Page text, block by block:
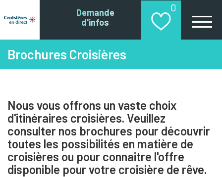
Demande
d'infos
0
Brochures Croisières
Nous vous offrons un vaste choix
d'itinéraires croisières. Veuillez
consulter nos brochures pour découvrir
toutes les possibilités en matière de
croisières ou pour connaitre l'offre
disponible pour votre croisière de rêve.